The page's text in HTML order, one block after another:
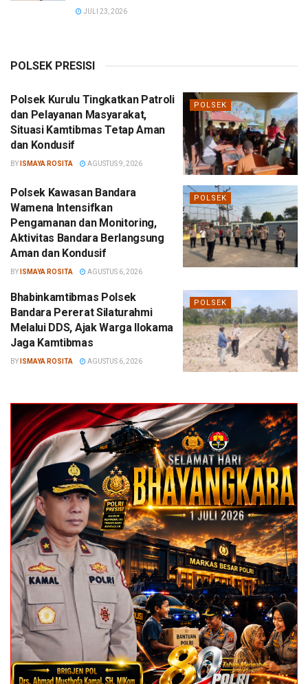
JULI 23, 2026
POLSEK PRESISI
POLSEK
Polsek Kurulu Tingkatkan Patroli
dan Pelayanan Masyarakat,
Situasi Kamtibmas Tetap Aman
dan Kondusif
BY ISMAYA ROSITA AGUSTUS 9, 2026
POLSEK
Polsek Kawasan Bandara
Wamena Intensifkan
Pengamanan dan Monitoring,
Aktivitas Bandara Berlangsung
Aman dan Kondusif
BY ISMAYA ROSITA AGUSTUS 6, 2026
POLSEK
Bhabinkamtibmas Polsek
Bandara Pererat Silaturahmi
Melalui DDS, Ajak Warga Ilokama
Jaga Kamtibmas
BY ISMAYA ROSITA AGUSTUS 6, 2026